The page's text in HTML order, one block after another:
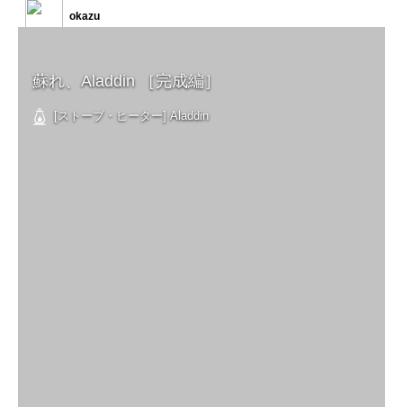
蘇れ、Aladdin ［完成編］
[ストーブ・ヒーター] Aladdin
okazu